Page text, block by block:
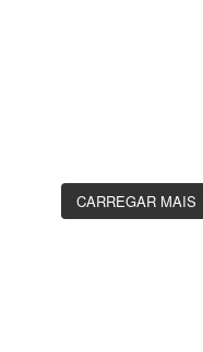
CARREGAR MAIS